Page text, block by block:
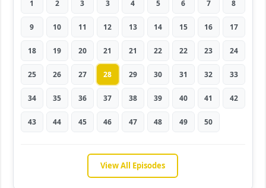
1 2 3 3 4 5 6 7 8
9 10 11 12 13 14 15 16 17
18 19 20 21 21 22 22 23 24
25 26 27 28 29 30 31 32 33
34 35 36 37 38 39 40 41 42
43 44 45 46 47 48 49 50
View All Episodes